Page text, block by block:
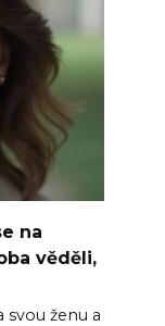
na
věděli,
ženu a